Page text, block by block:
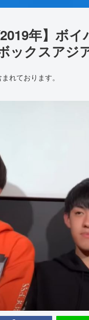
年】ボ
ックスアジ
れております。